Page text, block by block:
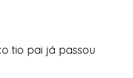
tio pai já passou